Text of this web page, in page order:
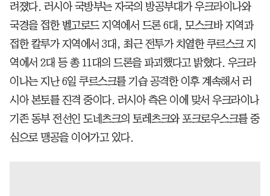
려졌다. 러시아 국방부는 자국의 방공부대가 우크라이나와
국경을 접한 벨고로드 지역에서 드론 6대, 모스크바 지역과
접한 칼루가 지역에서 3대, 최근 전투가 치열한 쿠르스크 지
역에서 2대 등 총 11대의 드론을 파괴했다고 밝혔다. 우크라
이나는 지난 6일 쿠르스크를 기습 공격한 이후 계속해서 러
시아 본토를 진격 중이다. 러시아 측은 이에 맞서 우크라이나
기존 동부 전선인 도네츠크의 토레츠크와 포크로우스크를 중
심으로 맹공을 이어가고 있다.